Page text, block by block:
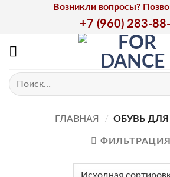
Возникли вопросы?
+7 (960) 283-
Искать:
ГЛАВНАЯ / ОБУВЬ ДЛЯ
ФИЛЬТРАЦИЯ